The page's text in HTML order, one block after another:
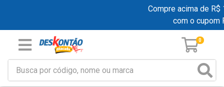
Compre acima de R$
com o cupom
0